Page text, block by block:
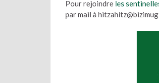
Pour rejoindre les
par mail à